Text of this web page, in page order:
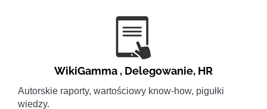
WikiGamma , Delegowanie, HR
Autorskie raporty, wartościowy know-how, pigułki
wiedzy.